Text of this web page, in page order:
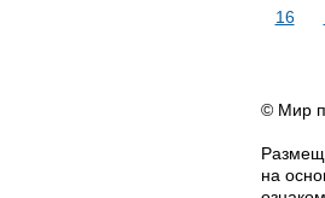
16
© Мир
на